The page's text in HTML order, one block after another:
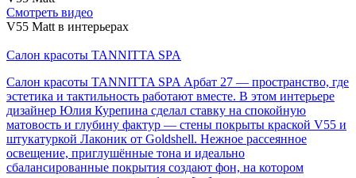
Cмотреть видео
V55 Matt в интерьерах
Салон красоты TANNITTA SPA
Салон красоты TANNITTA SPA Арбат 27 — пространство, где
эстетика и тактильность работают вместе. В этом интерьере
дизайнер Юлия Курепина сделал ставку на спокойную
матовость и глубину фактур — стены покрыты краской V55 и
штукатуркой Лаконик от Goldshell. Нежное рассеянное
освещение, приглушённые тона и идеально
сбалансированные покрытия создают фон, на котором